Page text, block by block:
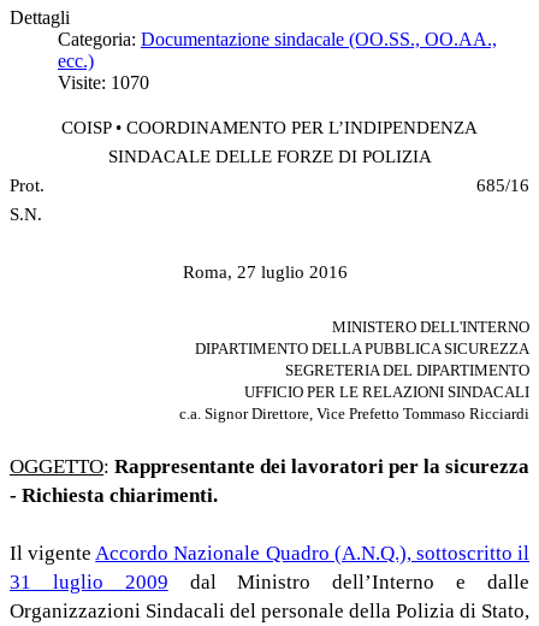
Dettagli
Categoria: Documentazione sindacale (OO.SS., OO.AA.,
ecc.)
Visite: 1070
COISP• COORDINAMENTO PER L’INDIPENDENZA
SINDACALE DELLE FORZE DI POLIZIA
Prot. 685/16
Roma, 27 luglio 2016
MINISTERO DELL'INTERNO
DIPARTIMENTO DELLA PUBBLICA SICUREZZA
SEGRETERIA DEL DIPARTIMENTO
UFFICIO PER LE RELAZIONI SINDACALI
c.a. Signor Direttore, Vice Prefetto Tommaso Ricciardi
OGGETTO: Rappresentante dei lavoratori per la sicurezza
- Richiesta chiarimenti.
Il vigente Accordo Nazionale Quadro (A.N.Q.), sottoscritto il
31 luglio 2009 dal Ministro dell’Interno e dalle
Organizzazioni Sindacali del personale della Polizia di Stato,